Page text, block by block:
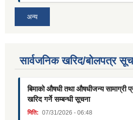
अन्य
सार्वजनिक खरिद/बोलपत्र
बिमाको औषधी तथा औषधीजन्य सामाग्री
खरिद गर्ने सम्बन्धी सूचना
मिति: 07/31/2026 - 06:48